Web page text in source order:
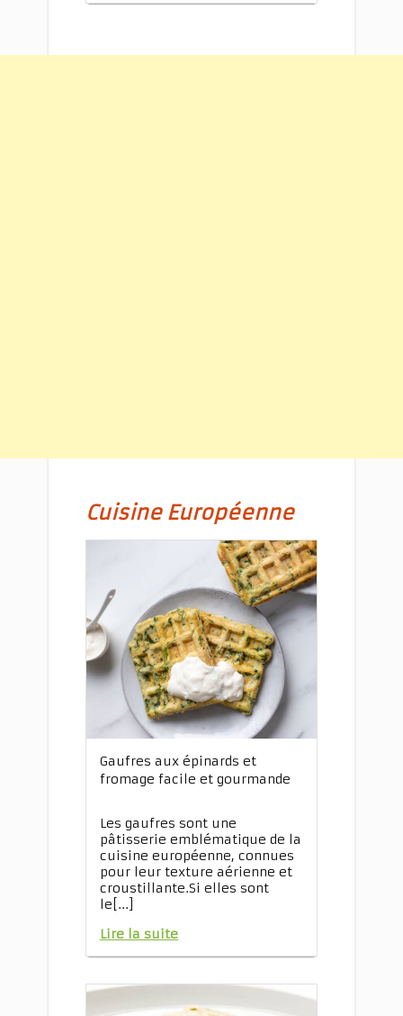
Cuisine Européenne
Gaufres aux épinards et
fromage facile et gourmande
Les gaufres sont une
pâtisserie emblématique de la
cuisine européenne, connues
pour leur texture aérienne et
croustillante.Si elles sont
le[...]
Lire la suite